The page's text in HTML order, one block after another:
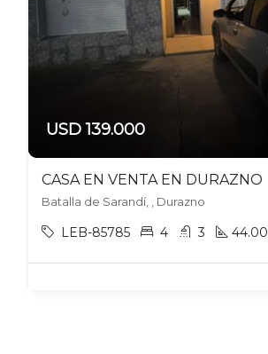
USD 139.000
CASA EN VENTA EN DURAZNO
Batalla de Sarandí, , Durazno
LEB-85785 4 3 44.00